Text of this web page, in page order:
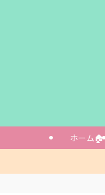
ホーム🏠